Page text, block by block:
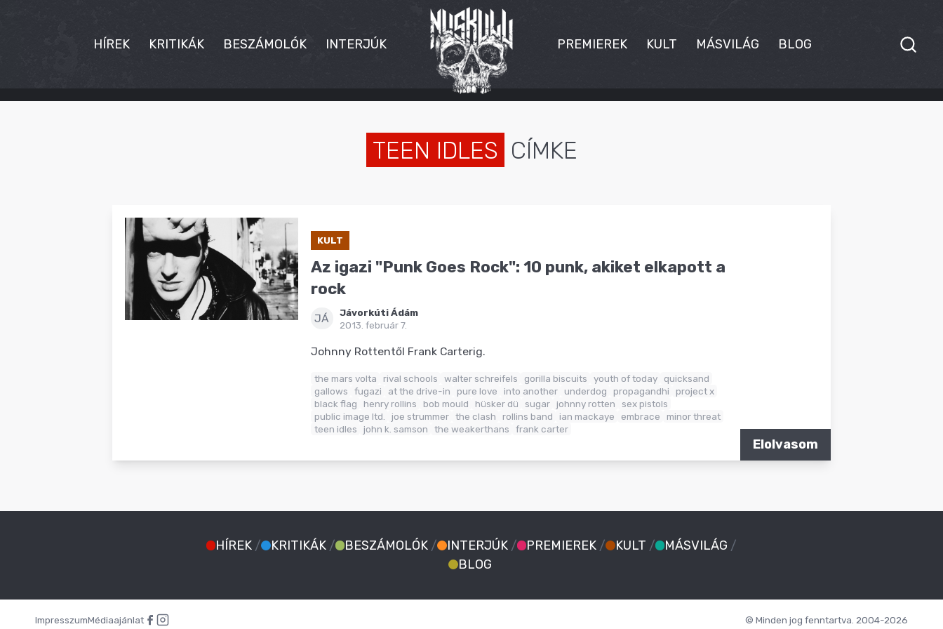
HÍREK KRITIKÁK BESZÁMOLÓK INTERJÚK PREMIEREK KULT MÁSVILÁG BLOG
HÍREK
TEEN IDLES CÍMKE
KULT
Az igazi "Punk Goes Rock": 10 punk, akiket elkapott a
rock
JÁ
Jávorkúti Ádám
2013. február 7.
Johnny Rottentől Frank Carterig.
the mars volta rival schools walter schreifels gorilla biscuits youth of today
quicksand
gallows
fugazi at the drive-in pure love into another underdog propagandhi
project x
black flag
henry rollins bob mould hüsker dü sugar johnny rotten
sex pistols
public image ltd.
joe strummer the clash rollins band ian mackaye embrace
minor threat
teen idles
john k. samson the weakerthans frank carter
Elolvasom
HÍREK / KRITIKÁK / BESZÁMOLÓK / INTERJÚK / PREMIEREK / KULT / MÁSVILÁG /
BLOG
ImpresszumMédiaajánlat © Minden jog fenntartva. 2004-2026